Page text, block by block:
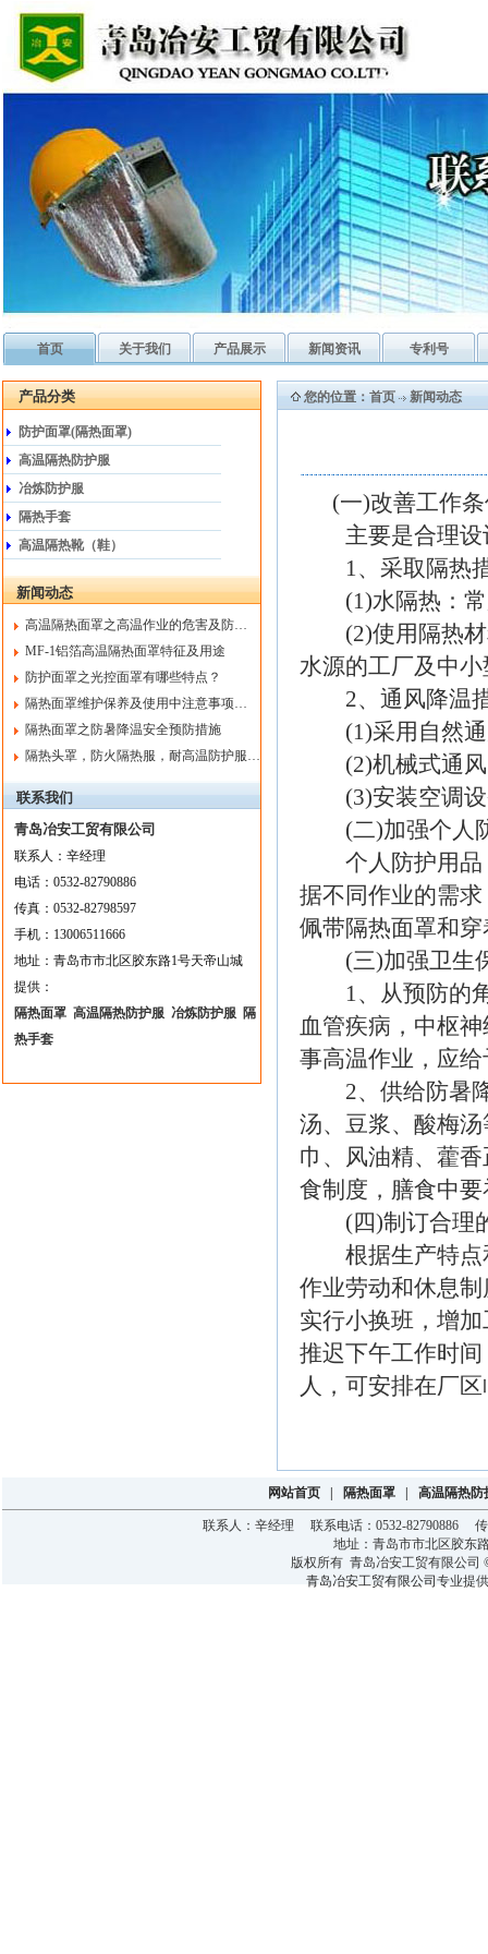
首页 关于我们 产品展示 新闻资讯 专利号
产品分类
防护面罩(隔热面罩)
高温隔热防护服
冶炼防护服
隔热手套
高温隔热靴（鞋）
新闻动态
高温隔热面罩之高温作业的危害及防…
MF-1铝箔高温隔热面罩特征及用途
防护面罩之光控面罩有哪些特点？
隔热面罩维护保养及使用中注意事项…
隔热面罩之防暑降温安全预防措施
隔热头罩，防火隔热服，耐高温防护服…
联系我们
青岛冶安工贸有限公司
联系人： 辛经理
电话： 0532-82790886
传真： 0532-82798597
手机： 13006511666
地址： 青岛市市北区胶东路1号天帝山城
提供：
隔热面罩 高温隔热防护服 冶炼防护服 隔
热手套
您的位置： 首页 新闻动态
(一)改善工作条
主要是合理设
1、采取隔热
(1)水隔热：常
(2)使用隔热材
水源的工厂及中
2、通风降温
(1)采用自然通
(2)机械式通风
(3)安装空调设
(二)加强个人
个人防护用品
据不同作业的需
佩带隔热面罩和
(三)加强卫生
1、从预防的角
血管疾病，中枢
事高温作业，应
2、供给防暑降
汤、豆浆、酸梅
巾、风油精、藿
食制度，膳食中
(四)制订合理
根据生产特点
作业劳动和休息
实行小换班，增
推迟下午工作时
人，可安排在厂
网站首页 隔热面罩 高温隔热防
联系人：辛经理 联系电话：0532-82790886 传
地址：青岛市市北区胶东
版权所有 青岛冶安工贸有限公司
青岛冶安工贸有限公司 专业提